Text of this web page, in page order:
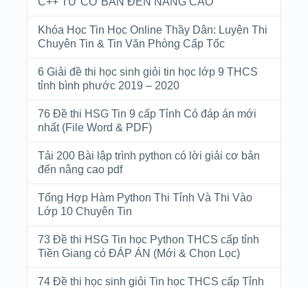
Khóa Học Tin Học Online Thầy Dân: Luyện Thi
Chuyên Tin & Tin Văn Phòng Cấp Tốc
6 Giải đề thi học sinh giỏi tin học lớp 9 THCS
tỉnh bình phước 2019 – 2020
76 Đề thi HSG Tin 9 cấp Tỉnh Có đáp án mới
nhất (File Word & PDF)
Tải 200 Bài lập trình python có lời giải cơ bản
đến nâng cao pdf
Tổng Hợp Hàm Python Thi Tỉnh Và Thi Vào
Lớp 10 Chuyên Tin
73 Đề thi HSG Tin học Python THCS cấp tỉnh
Tiền Giang có ĐÁP ÁN (Mới & Chọn Lọc)
74 Đề thi học sinh giỏi Tin học THCS cấp Tỉnh